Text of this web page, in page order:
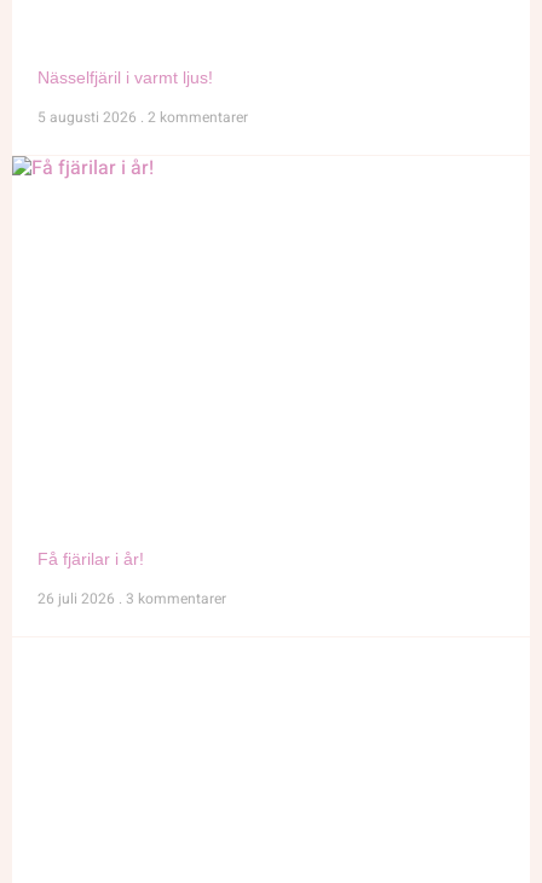
Nässelfjäril i varmt ljus!
5 augusti 2026 2 kommentarer
Få fjärilar i år!
26 juli 2026 3 kommentarer